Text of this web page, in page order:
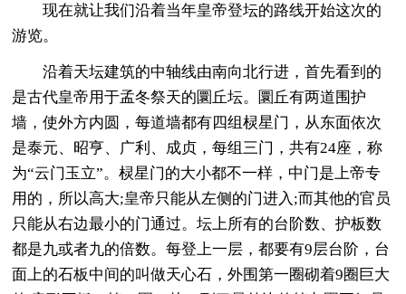
现在就让我们沿着当年皇帝登坛的路线开始这次的
游览。
沿着天坛建筑的中轴线由南向北行进，首先看到的
是古代皇帝用于孟冬祭天的圜丘坛。圜丘有两道围护
墙，使外方内圆，每道墙都有四组棂星门，从东面依次
是泰元、昭亨、广利、成贞，每组三门，共有24座，称
为“云门玉立”。棂星门的大小都不一样，中门是上帝专
用的，所以高大;皇帝只能从左侧的门进入;而其他的官员
只能从右边最小的门通过。坛上所有的台阶数、护板数
都是九或者九的倍数。每登上一层，都要有9层台阶，台
面上的石板中间的叫做天心石，外围第一圈砌着9圈巨大